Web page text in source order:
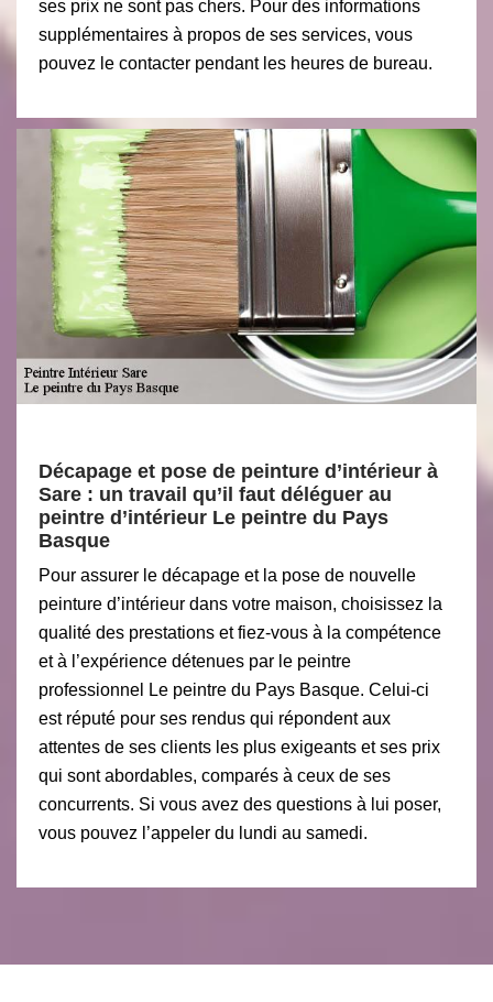
ses prix ne sont pas chers. Pour des informations
supplémentaires à propos de ses services, vous
pouvez le contacter pendant les heures de bureau.
Décapage et pose de peinture d’intérieur à
Sare : un travail qu’il faut déléguer au
peintre d’intérieur Le peintre du Pays
Basque
Pour assurer le décapage et la pose de nouvelle
peinture d’intérieur dans votre maison, choisissez la
qualité des prestations et fiez-vous à la compétence
et à l’expérience détenues par le peintre
professionnel Le peintre du Pays Basque. Celui-ci
est réputé pour ses rendus qui répondent aux
attentes de ses clients les plus exigeants et ses prix
qui sont abordables, comparés à ceux de ses
concurrents. Si vous avez des questions à lui poser,
vous pouvez l’appeler du lundi au samedi.